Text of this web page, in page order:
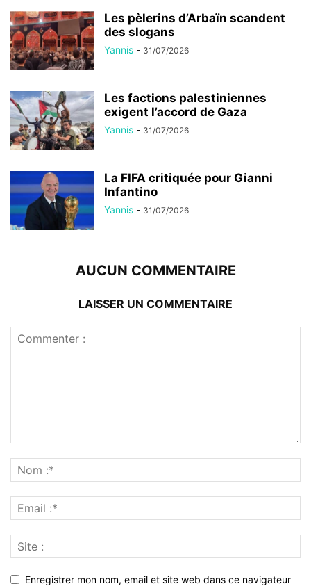
Les pèlerins d’Arbaïn scandent
des slogans
Yannis - 31/07/2026
Les factions palestiniennes
exigent l’accord de Gaza
Yannis - 31/07/2026
La FIFA critiquée pour Gianni
Infantino
Yannis - 31/07/2026
AUCUN COMMENTAIRE
LAISSER UN COMMENTAIRE
Enregistrer mon nom, email et site web dans ce navigateur